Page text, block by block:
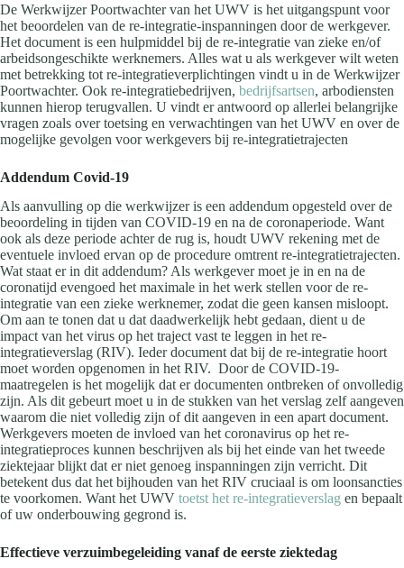
De Werkwijzer Poortwachter van het UWV is het uitgangspunt voor
het beoordelen van de re-integratie-inspanningen door de werkgever.
Het document is een hulpmiddel bij de re-integratie van zieke en/of
arbeidsongeschikte werknemers. Alles wat u als werkgever wilt weten
met betrekking tot re-integratieverplichtingen vindt u in de Werkwijzer
Poortwachter. Ook re-integratiebedrijven, bedrijfsartsen, arbodiensten
kunnen hierop terugvallen. U vindt er antwoord op allerlei belangrijke
vragen zoals over toetsing en verwachtingen van het UWV en over de
mogelijke gevolgen voor werkgevers bij re-integratietrajecten
Addendum Covid-19
Als aanvulling op die werkwijzer is een addendum opgesteld over de
beoordeling in tijden van COVID-19 en na de coronaperiode. Want
ook als deze periode achter de rug is, houdt UWV rekening met de
eventuele invloed ervan op de procedure omtrent re-integratietrajecten.
Wat staat er in dit addendum? Als werkgever moet je in en na de
coronatijd evengoed het maximale in het werk stellen voor de re-
integratie van een zieke werknemer, zodat die geen kansen misloopt.
Om aan te tonen dat u dat daadwerkelijk hebt gedaan, dient u de
impact van het virus op het traject vast te leggen in het re-
integratieverslag (RIV). Ieder document dat bij de re-integratie hoort
moet worden opgenomen in het RIV. Door de COVID-19-
maatregelen is het mogelijk dat er documenten ontbreken of onvolledig
zijn. Als dit gebeurt moet u in de stukken van het verslag zelf aangeven
waarom die niet volledig zijn of dit aangeven in een apart document.
Werkgevers moeten de invloed van het coronavirus op het re-
integratieproces kunnen beschrijven als bij het einde van het tweede
ziektejaar blijkt dat er niet genoeg inspanningen zijn verricht. Dit
betekent dus dat het bijhouden van het RIV cruciaal is om loonsancties
te voorkomen. Want het UWV toetst het re-integratieverslag en bepaalt
of uw onderbouwing gegrond is.
Effectieve verzuimbegeleiding vanaf de eerste ziektedag